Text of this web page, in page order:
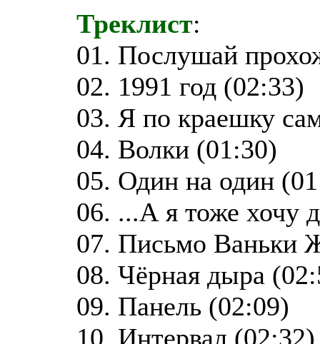
Треклист:
01. Послушай
02. 1991 год (02:33)
03. Я по краешку
04. Волки (01:30)
05. Один на один
06. ...А я тоже хочу
07. Письмо Ваньки
08. Чёрная дыра
09. Панель (02:09)
10. Интервал (02:32)